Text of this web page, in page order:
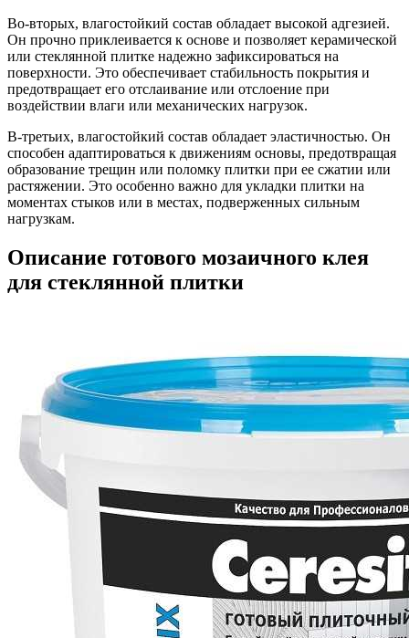
Во-вторых, влагостойкий состав обладает высокой адгезией.
Он прочно приклеивается к основе и позволяет керамической
или стеклянной плитке надежно зафиксироваться на
поверхности. Это обеспечивает стабильность покрытия и
предотвращает его отслаивание или отслоение при
воздействии влаги или механических нагрузок.
В-третьих, влагостойкий состав обладает эластичностью. Он
способен адаптироваться к движениям основы, предотвращая
образование трещин или поломку плитки при ее сжатии или
растяжении. Это особенно важно для укладки плитки на
моментах стыков или в местах, подверженных сильным
нагрузкам.
Описание готового мозаичного клея
для стеклянной плитки